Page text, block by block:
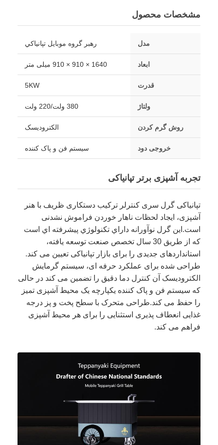
مشخصات محصول
مدل رهبر گروه موبايل تپانياكي
ابعاد 1640 × 910 × 910 میلی متر
قدرت 5KW
ولتاژ 380 ولت/220 ولت
روش گرم کردن الکتروديسک
خروجی دود سیستم فن و پاک کننده
تجربه آشپزی برتر تپانیاکی
تپانیاکی گرل سری کنترلر ترکیب دستکاری ظریف با هنر
آشپزی، ایجاد لحظات ناهار خوردن فراموش نشدنی
است.اين گرل نوآورانه داراي تکنولوژي پيشرفته اي است
که از طريق 30 سال تخصص صنعت توسعه يافته،
استانداردهای جدیدی را برای بازار تپانیاکی تعیین می کند.
طراحی شده برای عملکرد حرفه ای، سیستم گرمایش
الکترودیسک آن کنترل دما دقیق را تضمین می کند در حالی
که سیستم فن و پاک کننده یکپارچه یک محیط آشپزی تمیز
را حفظ می کند.طراحی متحرک با سطح پخت و پز درجه
غذایی انعطاف پذیری استثنایی را برای هر محیط آشپزی
فراهم می کند.